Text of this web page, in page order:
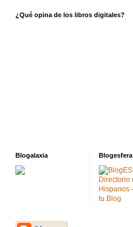
¿Qué opina de los libros digitales?
Blogalaxia Blogesfera